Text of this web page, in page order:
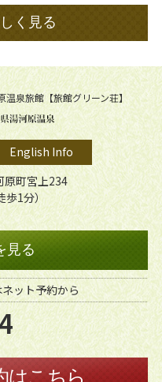
く見る
泉旅館【旅館グリーン荘】
English Info
町宮上234
歩1分）
見る
ット予約から
はこちら